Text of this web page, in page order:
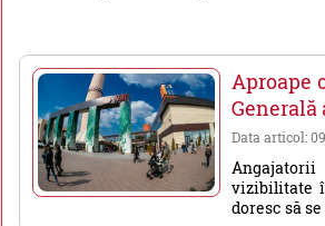
evenimente
din
Suceava
Aproape
Data articol:
vizibilitate
doresc să